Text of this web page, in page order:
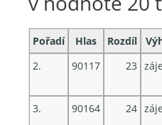
Pořadí Hlas Rozdíl
2.
90117 23
3.
90164 24